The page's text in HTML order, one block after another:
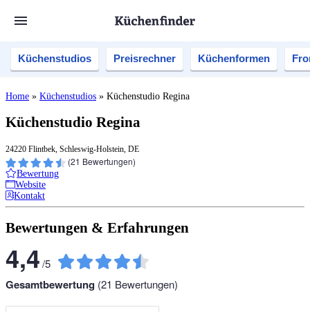
Küchenstudios Preisrechner Küchenformen
Home » Küchenstudios » Küchenstudio Regina
Küchenstudio Regina
24220 Flintbek, Schleswig-Holstein, DE
(21 Bewertungen)
Bewertung
Website
Kontakt
Bewertungen & Erfahrungen
4,4/5
Gesamtbewertung (21 Bewertungen)